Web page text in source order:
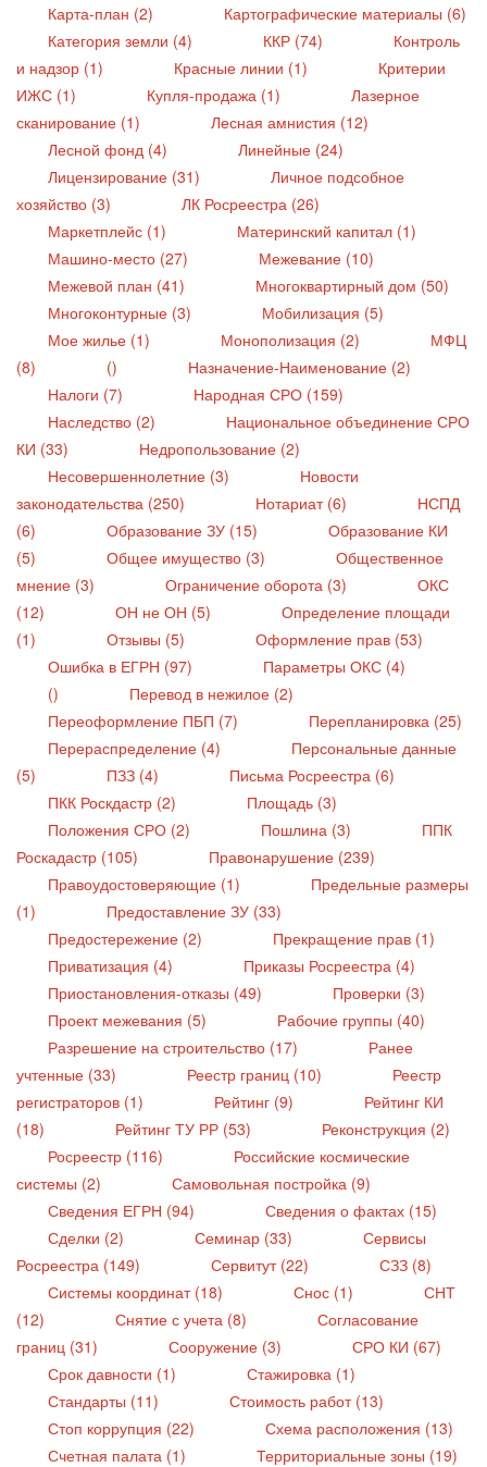
Карта-план (2)
Картографические материалы (6)
Категория земли (4)
ККР (74)
Контроль
и надзор (1)
Красные линии (1)
Критерии
ИЖС (1)
Купля-продажа (1)
Лазерное
сканирование (1)
Лесная амнистия (12)
Лесной фонд (4)
Линейные (24)
Лицензирование (31)
Личное подсобное
хозяйство (3)
ЛК Росреестра (26)
Маркетплейс (1)
Материнский капитал (1)
Машино-место (27)
Межевание (10)
Межевой план (41)
Многоквартирный дом (50)
Многоконтурные (3)
Мобилизация (5)
Мое жилье (1)
Монополизация (2)
МФЦ
(8)
()
Назначение-Наименование (2)
Налоги (7)
Народная СРО (159)
Наследство (2)
Национальное объединение СРО
КИ (33)
Недропользование (2)
Несовершеннолетние (3)
Новости
законодательства (250)
Нотариат (6)
НСПД
(6)
Образование ЗУ (15)
Образование КИ
(5)
Общее имущество (3)
Общественное
мнение (3)
Ограничение оборота (3)
ОКС
(12)
ОН не ОН (5)
Определение площади
(1)
Отзывы (5)
Оформление прав (53)
Ошибка в ЕГРН (97)
Параметры ОКС (4)
()
Перевод в нежилое (2)
Переоформление ПБП (7)
Перепланировка (25)
Перераспределение (4)
Персональные данные
(5)
ПЗЗ (4)
Письма Росреестра (6)
ПКК Роскдастр (2)
Площадь (3)
Положения СРО (2)
Пошлина (3)
ППК
Роскадастр (105)
Правонарушение (239)
Правоудостоверяющие (1)
Предельные размеры
(1)
Предоставление ЗУ (33)
Предостережение (2)
Прекращение прав (1)
Приватизация (4)
Приказы Росреестра (4)
Приостановления-отказы (49)
Проверки (3)
Проект межевания (5)
Рабочие группы (40)
Разрешение на строительство (17)
Ранее
учтенные (33)
Реестр границ (10)
Реестр
регистраторов (1)
Рейтинг (9)
Рейтинг КИ
(18)
Рейтинг ТУ РР (53)
Реконструкция (2)
Росреестр (116)
Российские космические
системы (2)
Самовольная постройка (9)
Сведения ЕГРН (94)
Сведения о фактах (15)
Сделки (2)
Семинар (33)
Сервисы
Росреестра (149)
Сервитут (22)
СЗЗ (8)
Системы координат (18)
Снос (1)
СНТ
(12)
Снятие с учета (8)
Согласование
границ (31)
Сооружение (3)
СРО КИ (67)
Срок давности (1)
Стажировка (1)
Стандарты (11)
Стоимость работ (13)
Стоп коррупция (22)
Схема расположения (13)
Счетная палата (1)
Территориальные зоны (19)